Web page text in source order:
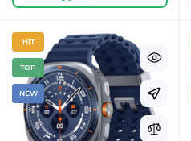
HIT
TOP
NEW